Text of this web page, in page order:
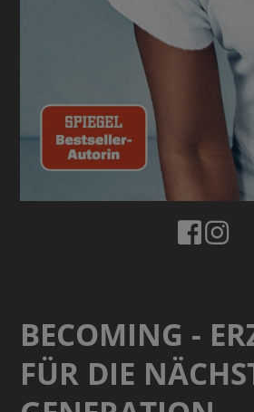
BECOMING -
FÜR DIE